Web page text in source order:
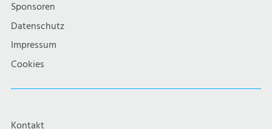
Sponsoren
Datenschutz
Impressum
Cookies
Kontakt